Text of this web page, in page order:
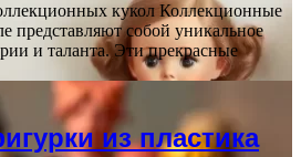
кукол Коллекционные
представляют собой уникальное
и таланта. Эти прекрасные
из пластика